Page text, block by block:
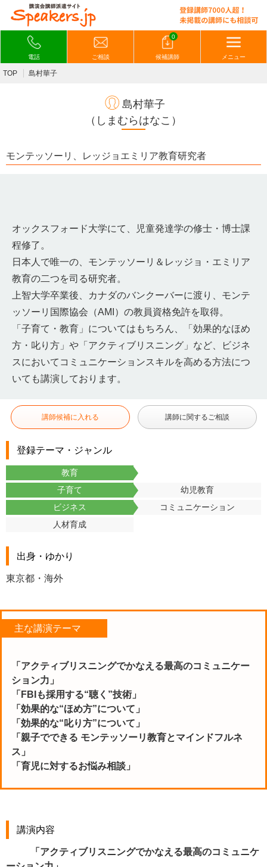
電話 ご相談
0
候補講師 メニュー
TOP 島村華子
島村華子
（しまむらはなこ）
モンテッソーリ、レッジョエミリア教育研究者
オックスフォード大学にて、児童発達学の修士・博士課
程修了。
日本人で唯一の、モンテッソーリ＆レッジョ・エミリア
教育の二つを司る研究者。
上智大学卒業後、カナダのバンクーバーに渡り、モンテ
ッソーリ国際協会（AMI）の教員資格免許を取得。
「子育て・教育」についてはもちろん、「効果的なほめ
方・叱り方」や「アクティブリスニング」など、ビジネ
スにおいてコミュニケーションスキルを高める方法につ
いても講演しております。
講師候補に入れる 講師に関するご相談
登録テーマ・ジャンル
教育
子育て
幼児教育
ビジネス
コミュニケーション
人材育成
出身・ゆかり
東京都・海外
主な講演テーマ
「アクティブリスニングでかなえる最高のコミュニケー
ション力」
「FBIも採用する“聴く”技術」
「効果的な“ほめ方”について」
「効果的な“叱り方”について」
「親子でできる モンテッソーリ教育とマインドフルネ
ス」
「育児に対するお悩み相談」
講演内容
「アクティブリスニングでかなえる最高のコミュニケ